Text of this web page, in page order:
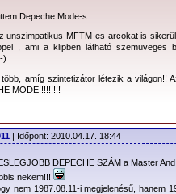
Depeche Mode-s
unszimpatikus MFTM-es arcokat is
, ami a klipben látható szemüveges
)
amíg szintetizátor létezik a világon!!
MODE!!!!!!!!!
| Időpont: 2010.04.17. 18:44
DEPECHE SZÁM a Master
nekem!!!
nem 1987.08.11-i megjelenésű, hanem